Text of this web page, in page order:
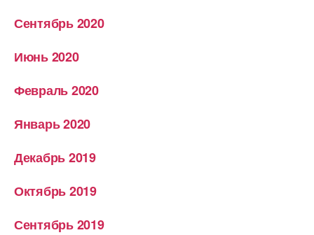
Сентябрь 2020
Июнь 2020
Февраль 2020
Январь 2020
Декабрь 2019
Октябрь 2019
Сентябрь 2019